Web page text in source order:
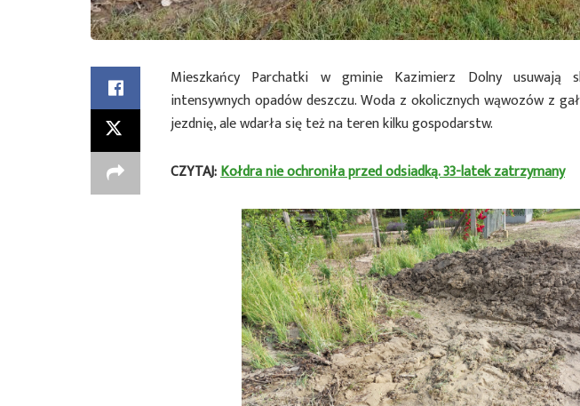
Mieszkańcy Parchatki w gminie Kazimierz Dolny usuwają
intensywnych opadów deszczu. Woda z okolicznych wąwozów z
jezdnię, ale wdarła się też na teren kilku gospodarstw.
CZYTAJ:Kołdra nie ochroniła przed odsiadką. 33-latek zatrzymany